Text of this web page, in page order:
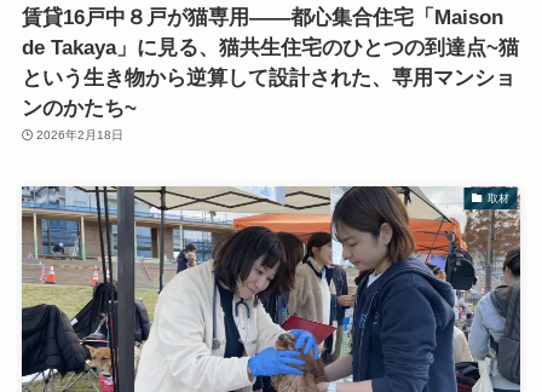
賃貸16戸中８戸が猫専用――都心集合住宅「Maison
de Takaya」に見る、猫共生住宅のひとつの到達点~猫
という生き物から逆算して設計された、専用マンショ
ンのかたち~
2026年2月18日
取材